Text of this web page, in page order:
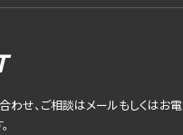
わせ、ご相談はメールもしくはお電